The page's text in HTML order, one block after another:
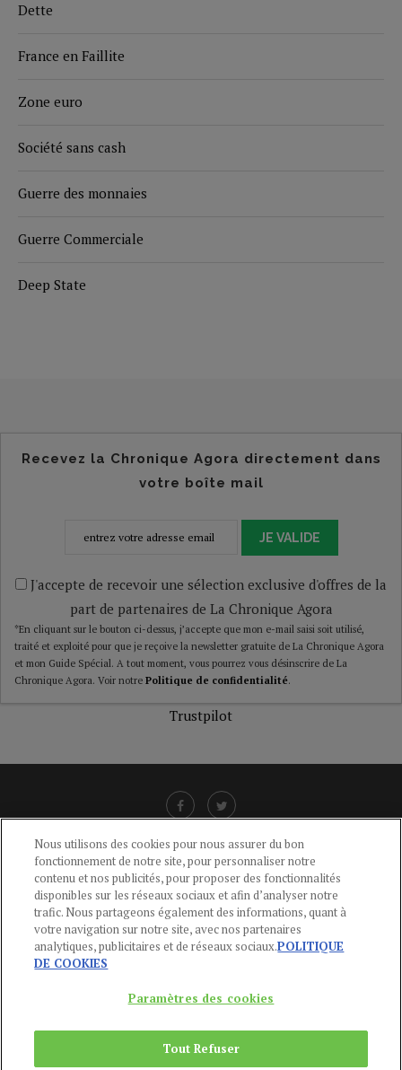
Dette
France en Faillite
Zone euro
Société sans cash
Guerre des monnaies
Guerre Commerciale
Deep State
Recevez la Chronique Agora directement dans
votre boîte mail
JE VALIDE
J'accepte de recevoir une sélection exclusive d'offres de la
part de partenaires de La Chronique Agora
*En cliquant sur le bouton ci-dessus, j’accepte que mon e-mail saisi soit utilisé,
traité et exploité pour que je reçoive la newsletter gratuite de La Chronique Agora
et mon Guide Spécial. A tout moment, vous pourrez vous désinscrire de La
Chronique Agora. Voir notre Politique de confidentialité.
Trustpilot
CGU-POLITIQUE DE CONFIDENTIALITÉ -POLITIQUE DES COOKIES
MENTIONS LÉGALES -AIDE
CONTACT
01 44 59 91 11
Du Lundi au Vendredi, 9h-13h et 14h-17h
Nous utilisons des cookies pour nous assurer du bon
fonctionnement de notre site, pour personnaliser notre
contenu et nos publicités, pour proposer des fonctionnalités
disponibles sur les réseaux sociaux et afin d’analyser notre
trafic. Nous partageons également des informations, quant à
votre navigation sur notre site, avec nos partenaires
analytiques, publicitaires et de réseaux sociaux.POLITIQUE
DE COOKIES
Paramètres des cookies
Tout Refuser